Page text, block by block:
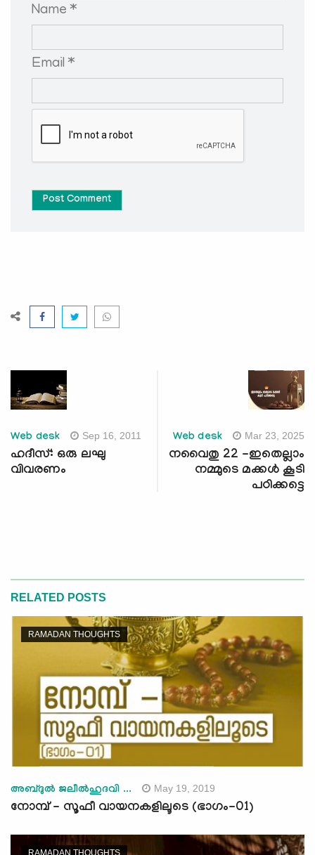
Name *
Email *
Post Comment
Web desk Sep 16, 2011
ഹദീസ്: ഒരു ലഘു
വിവരണം
Web desk Mar 23, 2025
നവൈതു 22 -ഇതെല്ലാം
നമ്മുടെ മക്കള്‍ കൂടി
പഠിക്കട്ടെ
RELATED POSTS
RAMADAN THOUGHTS
അബ്ദുല്‍ ജലീല്‍ഹുദവി ... May 19, 2019
നോമ്പ് - സൂഫീ വായനകളിലൂടെ (ഭാഗം-01)
RAMADAN THOUGHTS